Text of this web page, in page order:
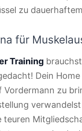
zu
für
Training
Dein
Vordermann zu
teuren